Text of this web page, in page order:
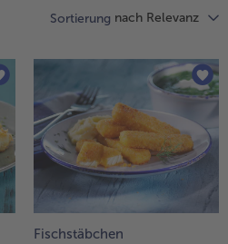
& SuppenSortierung nach Relevanz
Fischstäbchen